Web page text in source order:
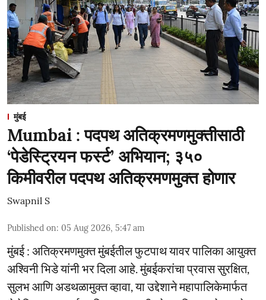
मुंबई
Mumbai : पदपथ अतिक्रमणमुक्तीसाठी
‘पेडेस्ट्रियन फर्स्ट’ अभियान; ३५०
किमीवरील पदपथ अतिक्रमणमुक्त होणार
Swapnil S
Published on: 05 Aug 2026, 5:47 am
मुंबई : अतिक्रमणमुक्त मुंबईतील फुटपाथ यावर पालिका आयुक्त
अश्विनी भिडे यांनी भर दिला आहे. मुंबईकरांचा प्रवास सुरक्षित,
सुलभ आणि अडथळामुक्त व्हावा, या उद्देशाने महापालिकेमार्फत